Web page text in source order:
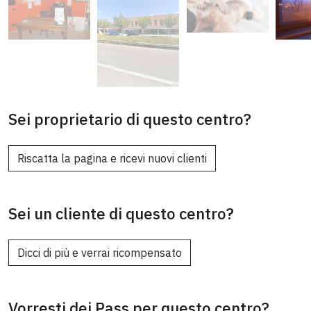
Sei proprietario di questo centro?
Riscatta la pagina e ricevi nuovi clienti
Sei un cliente di questo centro?
Dicci di più e verrai ricompensato